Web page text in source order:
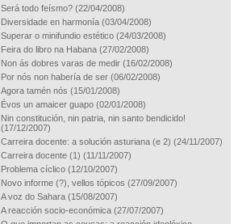
Será todo feísmo? (22/04/2008)
Diversidade en harmonía (03/04/2008)
Superar o minifundio estético (24/03/2008)
Feira do libro na Habana (27/02/2008)
Non ás dobres varas de medir (16/02/2008)
Por nós non habería de ser (06/02/2008)
Agora tamén nós (15/01/2008)
Évos un amaicer guapo (02/01/2008)
Nin constitución, nin patria, nin santo bendicido!
(17/12/2007)
Carreira docente: a solución asturiana (e 2) (24/11/2007)
Carreira docente (1) (11/11/2007)
Problema cíclico (12/10/2007)
Novo informe (?), vellos tópicos (27/09/2007)
A voz do Sahara (15/08/2007)
A reacción socio-económica (27/07/2007)